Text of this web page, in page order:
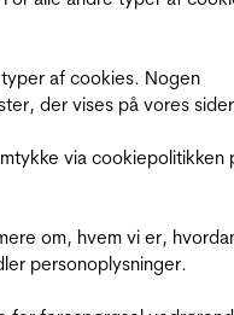
af cookies. Nogen
der vises på vores
via cookiepolitikken
om, hvem vi er,
personoplysninger.